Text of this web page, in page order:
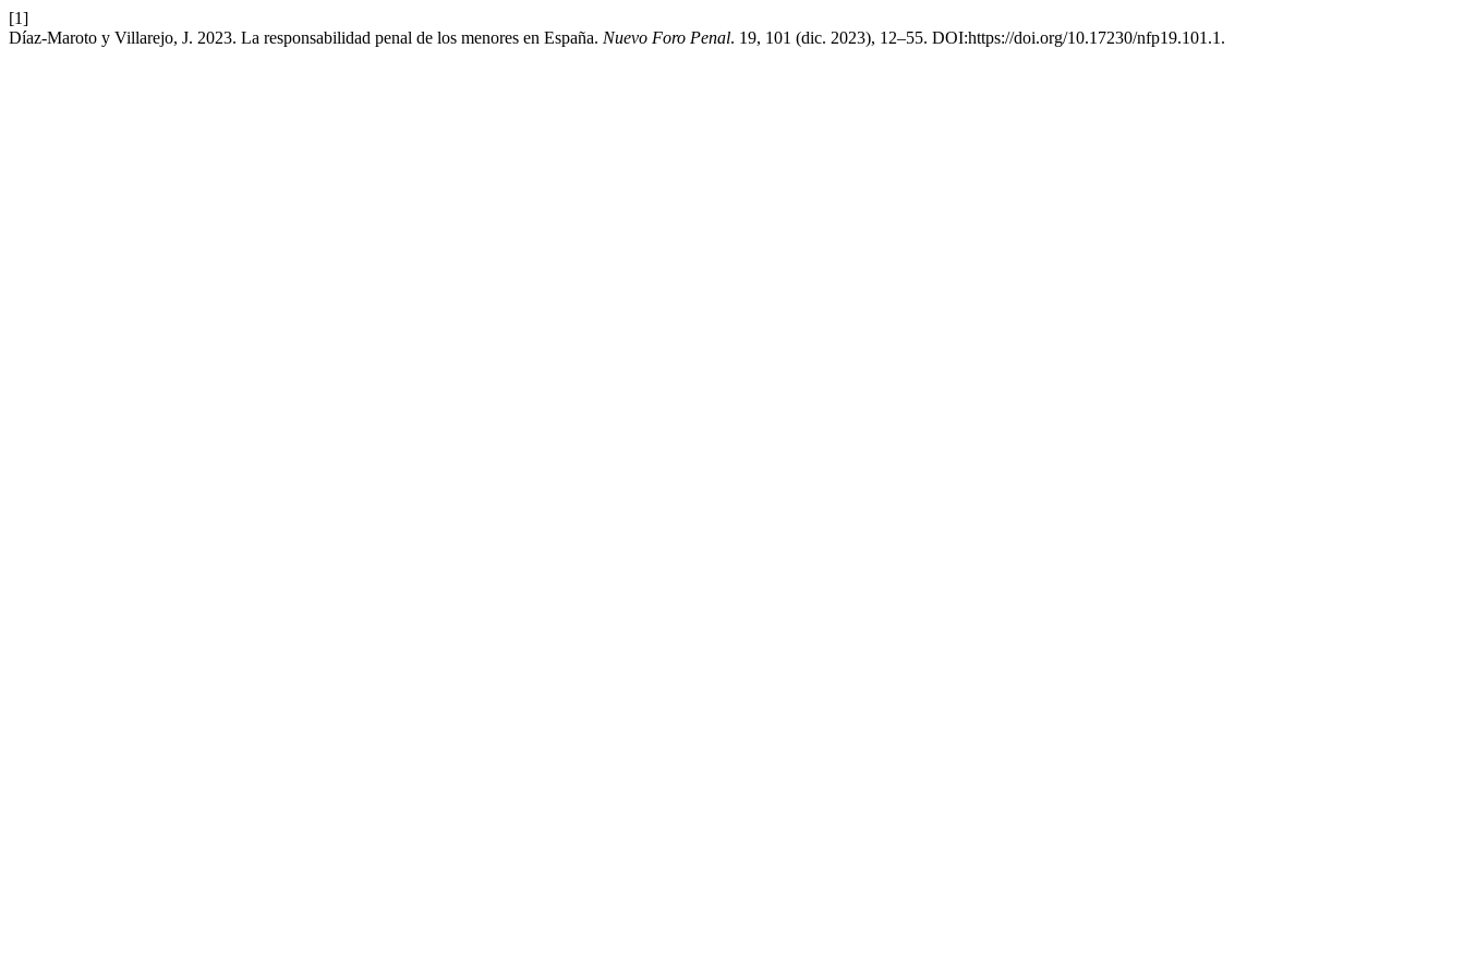
[1]
Díaz-Maroto y Villarejo, J. 2023. La responsabilidad penal de los menores en España. Nuevo Foro Penal. 19, 101 (dic. 2023), 12–55. DOI:https://doi.org/10.17230/nfp19.101.1.